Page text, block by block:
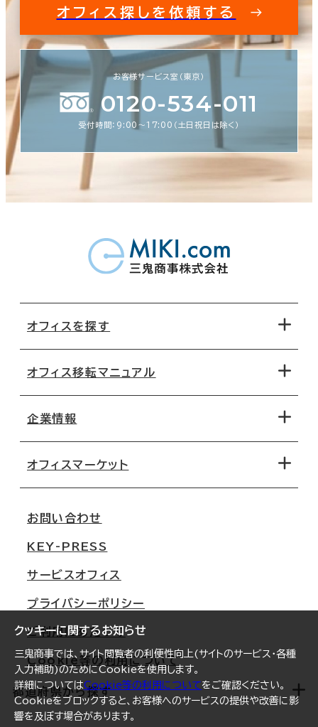
クッキーに関するお知らせ
三鬼商事では、サイト閲覧者の利便性向上(サイトのサービス・各種
入力補助)のためにCookieを使用します。
詳細についてはCookie等の利用についてをご確認ください。
Cookieをブロックすると、お客様へのサービスの提供や改善に影
響を及ぼす場合があります。
オフィス探しを依頼する
お客様サービス室（東京）
0120-534-011
受付時間：9:00〜17:00（土日祝日は除く）
オフィスを探す
地図から探す
路線・駅から探す
オフィス移転マニュアル
移転コストシミュレーション
移転スケジュール
オフィス移転Q&A
企業情報
オフィスマーケット
大阪
名古屋
札幌
仙台
横浜
福岡
オフィスリポート
お問い合わせ
KEY-PRESS
サービスオフィス
プライバシーポリシー
ご利用にあたって
Cookie等の利用について
都道府県から探す